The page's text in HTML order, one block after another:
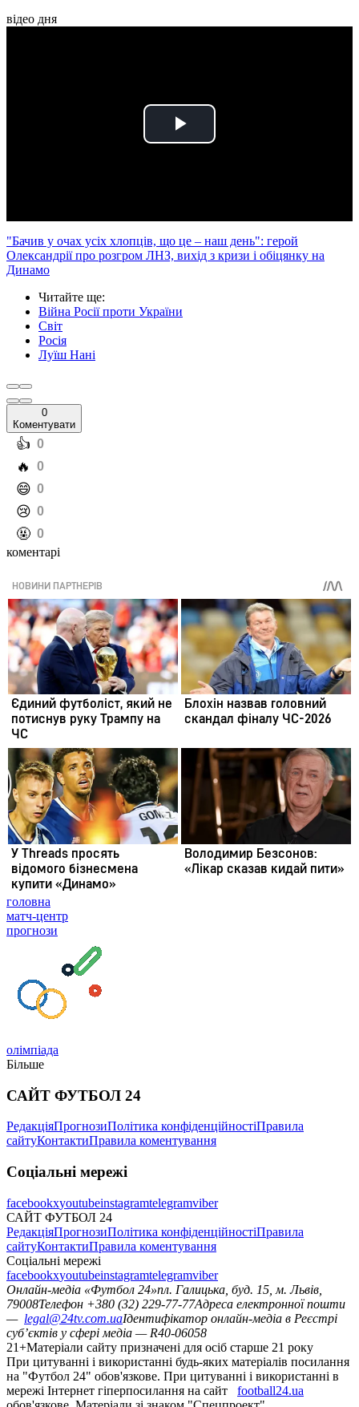
відео дня
Play
"Бачив у очах усіх хлопців, що це – наш день": герой
Олександрії про розгром ЛНЗ, вихід з кризи і обіцянку на
Динамо
Читайте ще:
Війна Росії проти України
Світ
Росія
Луїш Нані
0
Коментувати
️👍 0
️🔥 0
️😄 0
️😢 0
️🤬 0
коментарі
головна
матч-центр
прогнози
олімпіада
Більше
САЙТ ФУТБОЛ 24
РедакціяПрогнозиПолітика конфіденційностіПравила
сайтуКонтактиПравила коментування
Соціальні мережі
facebookxyoutubeinstagramtelegramviber
САЙТ ФУТБОЛ 24
РедакціяПрогнозиПолітика конфіденційностіПравила
сайтуКонтактиПравила коментування
Соціальні мережі
facebookxyoutubeinstagramtelegramviber
Онлайн-медіа «Футбол 24»пл. Галицька, буд. 15, м. Львів,
79008Телефон +380 (32) 229-77-77Адреса електронної пошти
— legal@24tv.com.uaІдентифікатор онлайн-медіа в Реєстрі
суб’єктів у сфері медіа — R40-06058
21+Матеріали сайту призначені для осіб старше 21 року
При цитуванні і використанні будь-яких матеріалів посилання
на "Футбол 24" обов'язкове. При цитуванні і використанні в
мережі Інтернет гіперпосилання на сайт
football24.ua